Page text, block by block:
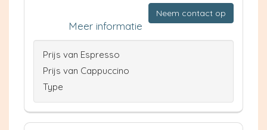
Neem contact op
Meer informatie
Prijs van Espresso
Prijs van Cappuccino
Type